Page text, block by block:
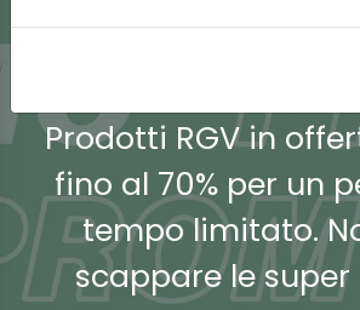
Prodotti RGV in
fino al 70% per un
tempo limitato.
scappare le super